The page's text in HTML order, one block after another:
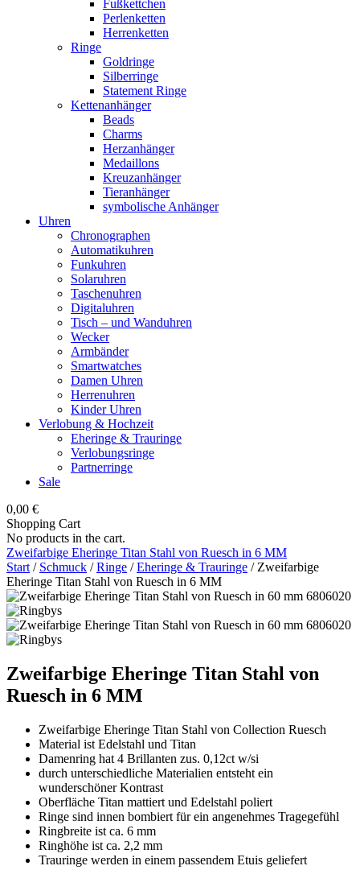
Fußkettchen
Perlenketten
Herrenketten
Ringe
Goldringe
Silberringe
Statement Ringe
Kettenanhänger
Beads
Charms
Herzanhänger
Medaillons
Kreuzanhänger
Tieranhänger
symbolische Anhänger
Uhren
Chronographen
Automatikuhren
Funkuhren
Solaruhren
Taschenuhren
Digitaluhren
Tisch – und Wanduhren
Wecker
Armbänder
Smartwatches
Damen Uhren
Herrenuhren
Kinder Uhren
Verlobung & Hochzeit
Eheringe & Trauringe
Verlobungsringe
Partnerringe
Sale
0,00 €
Shopping Cart
No products in the cart.
Zweifarbige Eheringe Titan Stahl von Ruesch in 6 MM
Start / Schmuck /Ringe /Eheringe & Trauringe / Zweifarbige
Eheringe Titan Stahl von Ruesch in 6 MM
Zweifarbige Eheringe Titan Stahl von
Ruesch in 6 MM
Zweifarbige Eheringe Titan Stahl von Collection Ruesch
Material ist Edelstahl und Titan
Damenring hat 4 Brillanten zus. 0,12ct w/si
durch unterschiedliche Materialien entsteht ein
wunderschöner Kontrast
Oberfläche Titan mattiert und Edelstahl poliert
Ringe sind innen bombiert für ein angenehmes Tragegefühl
Ringbreite ist ca. 6 mm
Ringhöhe ist ca. 2,2 mm
Trauringe werden in einem passendem Etuis geliefert